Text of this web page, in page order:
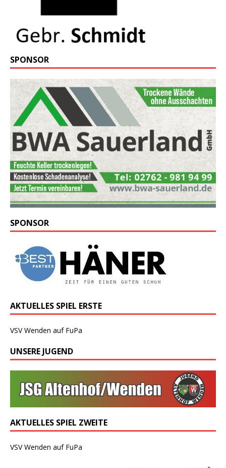
SPONSOR
SPONSOR
AKTUELLES SPIEL ERSTE
VSV Wenden auf FuPa
UNSERE JUGEND
AKTUELLES SPIEL ZWEITE
VSV Wenden auf FuPa